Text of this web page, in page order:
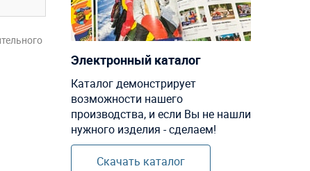
Электронный каталог
Каталог демонстрирует
возможности нашего
производства, и если Вы не нашли
нужного изделия - сделаем!
Скачать каталог